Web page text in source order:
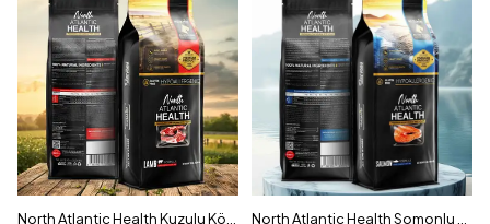
North Atlantic Health Kuzulu Köpek Maması 15KG - Hipoalerjenik ve Prebiyotikli North Atlantic Health Somonlu Köpek Maması 15KG